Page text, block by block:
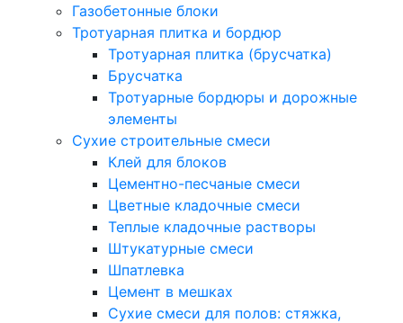
Газобетонные блоки
Тротуарная плитка и бордюр
Тротуарная плитка (брусчатка)
Брусчатка
Тротуарные бордюры и дорожные
элементы
Сухие строительные смеси
Клей для блоков
Цементно-песчаные смеси
Цветные кладочные смеси
Теплые кладочные растворы
Штукатурные смеси
Шпатлевка
Цемент в мешках
Сухие смеси для полов: стяжка,